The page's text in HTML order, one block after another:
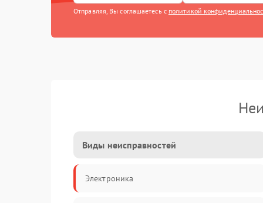
Отправляя, Вы соглашаетесь с политикой
Виды неисправностей
Электроника